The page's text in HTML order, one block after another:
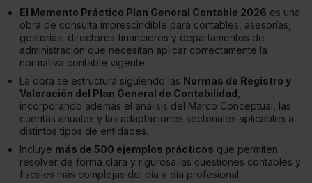
El Memento Práctico Plan General Contable 2026 es una
obra de consulta imprescindible para contables, asesorías,
gestorías, directores financieros y departamentos de
administración que necesitan aplicar correctamente la
normativa contable vigente.
La obra se estructura siguiendo las Normas de Registro y
Valoración del Plan General de Contabilidad
incorporando además el análisis del Marco Conceptual, las
cuentas anuales y las adaptaciones sectoriales aplicables a
distintos tipos de entidades.
Incluye más de 500 ejemplos prácticos que permiten
resolver de forma clara y rigurosa las cuestiones contables y
fiscales más complejas del día a día profesional.